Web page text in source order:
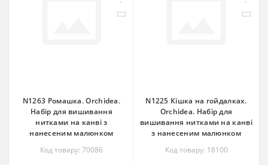
N1263 Ромашка. Orchidea.
Набір для вишивання
нитками на канві з
нанесеним малюнком
Код товару: 70086
N1225 Кішка на гойдалках.
Orchidea. Набір для
вишивання нитками на канві
з нанесеним малюнком
Код товару: 18100